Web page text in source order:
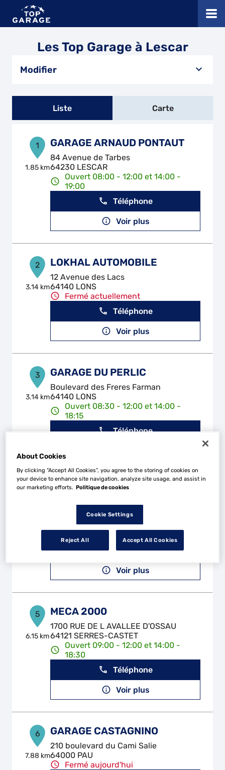
Les Top Garage à Lescar
Modifier
Liste Carte
1
1.85 km
GARAGE ARNAUD PONTAUT
84 Avenue de Tarbes
64230 LESCAR
Ouvert 08:00 - 12:00 et 14:00 -
19:00
Téléphone
Voir plus
2
3.14 km
LOKHAL AUTOMOBILE
12 Avenue des Lacs
64140 LONS
Fermé actuellement
Téléphone
Voir plus
3
3.14 km
GARAGE DU PERLIC
Boulevard des Freres Farman
64140 LONS
Ouvert 08:30 - 12:00 et 14:00 -
18:15
Téléphone
GARAGE LAMUDE
15 avenue de Montardon
64000 PAU
Ouvert 08:15 - 12:00 et 14:00 -
Téléphone
Voir plus
5
6.15 km
MECA 2000
1700 RUE DE L AVALLEE D'OSSAU
64121 SERRES-CASTET
Ouvert 09:00 - 12:00 et 14:00 -
18:30
Téléphone
Voir plus
6
7.88 km
GARAGE CASTAGNINO
210 boulevard du Cami Salie
64000 PAU
Fermé aujourd'hui
About Cookies
By clicking “Accept All Cookies”, you agree to the storing of cookies on
your device to enhance site navigation, analyze site usage, and assist in
our marketing efforts. Politique de cookies
Cookie Settings
Reject All Accept All Cookies